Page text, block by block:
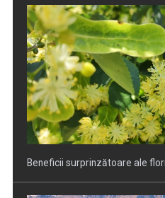
Beneficii surprinzătoare ale